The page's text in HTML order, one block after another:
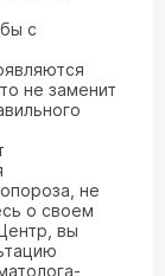
с
не заменит
не
о своем
вы